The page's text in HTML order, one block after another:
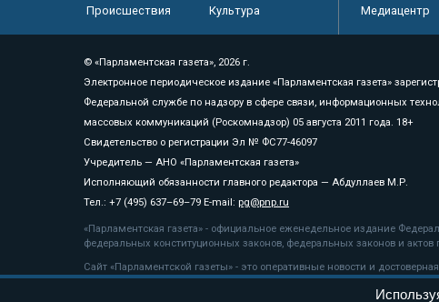
Происшествия
Культура
Медиацентр
© «Парламентская газета», 2026 г.
Электронное периодическое издание «Парламентская газета»
Федеральной службе по надзору в сфере связи, информационных
массовых коммуникаций (Роскомнадзор) 05 августа 2011 года. 18+
Свидетельство о регистрации Эл № ФС77-46097
Учредитель — АНО «Парламентская газета»
Исполняющий обязанности главного редактора — Абдуллаев М.Р.
Тел.: +7 (495) 637–69–79 E-mail: pg@pnp.ru
«Парламентская газета» - официальное еженедельное издание
федеральных конституционных законов, федеральных законов и
Сайт «Парламентской газеты» - это оперативные новости и
«Парламентской газеты» активная ссылка на pnp.ru обязательна.